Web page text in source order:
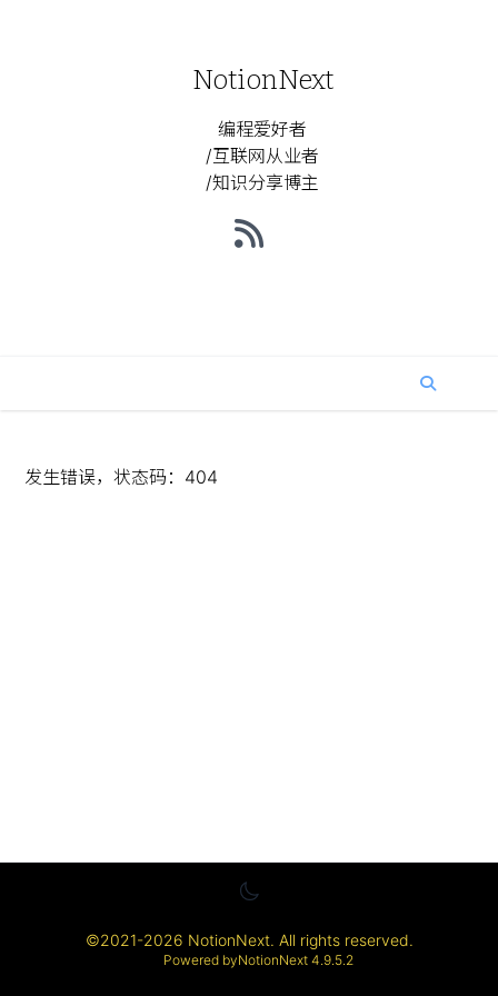
NotionNext
编程爱好者
/互联网从业者
/知识分享博主
发生错误，状态码： 404
©2021-2026 NotionNext. All rights reserved.
Powered byNotionNext 4.9.5.2